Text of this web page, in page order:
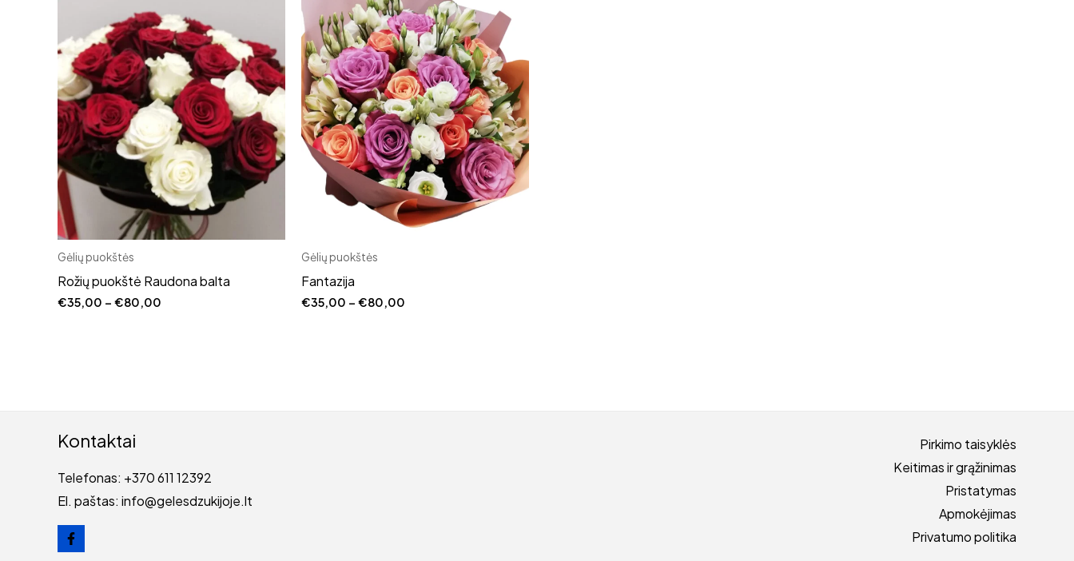
Gėlių puokštės
Rožių puokštė Raudona balta
€35,00 – €80,00
Gėlių puokštės
Fantazija
€35,00 – €80,00
Kontaktai
Telefonas: +370 611 12392
El. paštas: info@gelesdzukijoje.lt
Pirkimo taisyklės
Keitimas ir grąžinimas
Pristatymas
Apmokėjimas
Privatumo politika